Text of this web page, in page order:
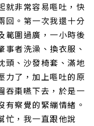
就非常容易嘔吐，快
回。第一次我還十分
範圍過廣，一小時後
事者洗澡、換衣服、
頭、沙發椅套、滿地
力了，加上嘔吐的原
吞棗嚥下去，於是一
有察覺的緊繃情緒。
忙，我一直跟他說